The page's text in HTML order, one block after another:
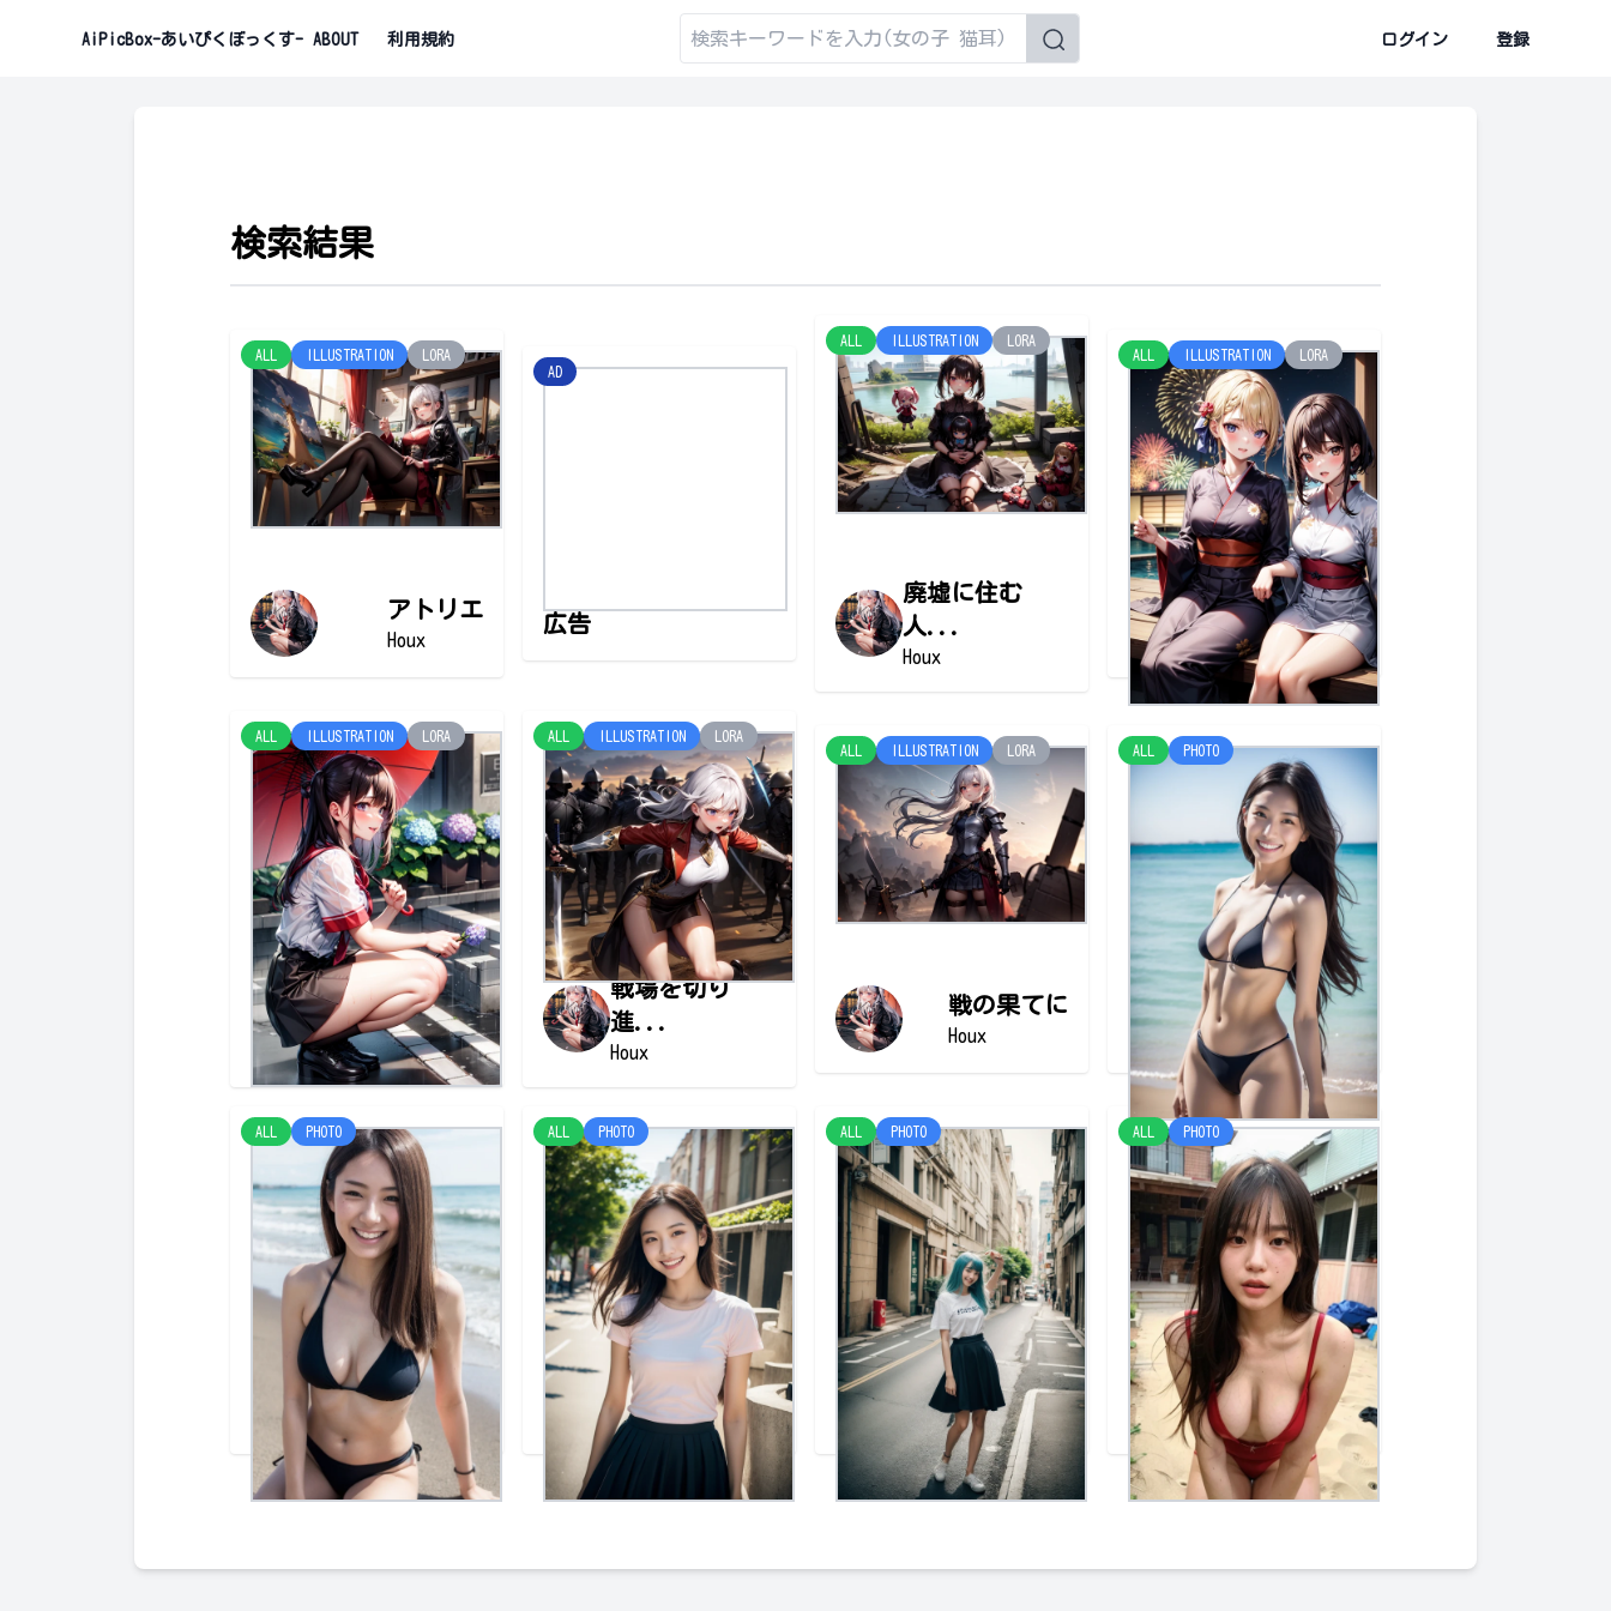
AiPicBox-あいぴくぼっくす- ABOUT 利用規約 ログイン 登録
検索結果
ALL ILLUSTRATION LORA
アトリエ
Houx
AD
広告
ALL ILLUSTRATION LORA
廃墟に住む
人...
Houx
ALL ILLUSTRATION LORA
夏の楽しみ
Houx
ALL ILLUSTRATION LORA
最近雨降り
す...
Houx
ALL ILLUSTRATION LORA
戦場を切り
進...
Houx
ALL ILLUSTRATION LORA
戦の果てに
Houx
ALL PHOTO
海１
けみー
ALL PHOTO
海２
けみー
ALL PHOTO
市街
けみー
ALL PHOTO
市街２
けみー
ALL PHOTO
海３
けみー